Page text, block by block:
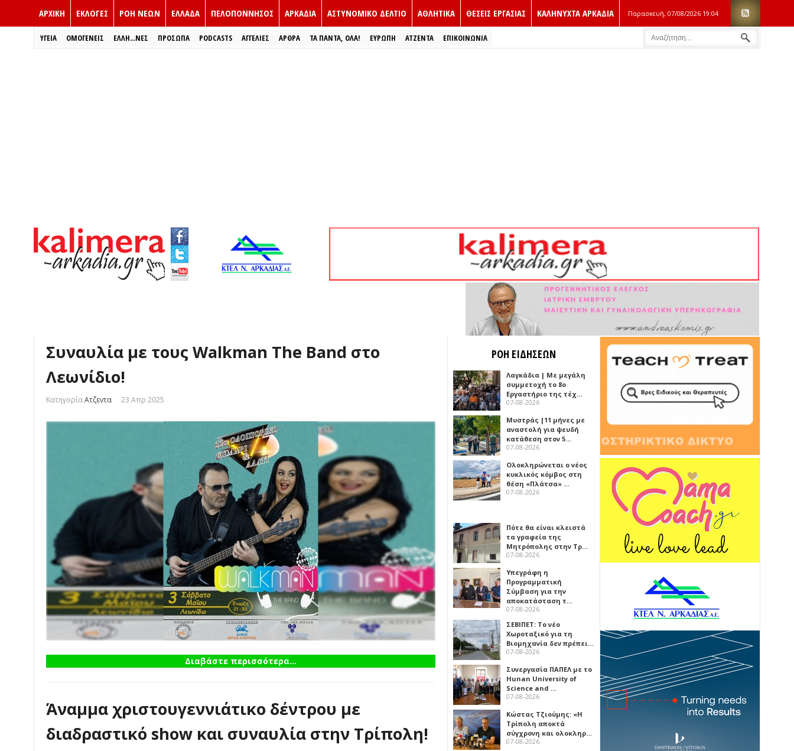
ΑΡΧΙΚΗ ΕΚΛΟΓΈΣ ΡΟΗ ΝΕΩΝ ΕΛΛΑΔΑ ΠΕΛΟΠΟΝΝΗΣΟΣ ΑΡΚΑΔΙΑ ΑΣΤΥΝΟΜΙΚΟ ΔΕΛΤΙΟ ΑΘΛΗΤΙΚΑ ΘΕΣΕΙΣ ΕΡΓΑΣΙΑΣ ΚΑΛΗΝΥΧΤΑ ΑΡΚΑΔΙΑ Παρασκευή, 07/08/2026 19:04
ΥΓΕΙΑ ΟΜΟΓΕΝΕΙΣ ΈΛΛΗ...ΝΕΣ ΠΡΌΣΩΠΑ PODCASTS ΑΓΓΕΛΙΕΣ ΑΡΘΡΑ ΤΑ ΠΑΝΤΑ, ΟΛΑ! ΕΥΡΏΠΗ ΑΤΖΕΝΤΑ ΕΠΙΚΟΙΝΩΝΙΑ
Συναυλία με τους Walkman The Band στο
Λεωνίδιο!
ΚατηγορίαΑτζεντα 23 Απρ 2025
Διαβάστε περισσότερα...
Άναμμα χριστουγεννιάτικο δέντρου με
διαδραστικό show και συναυλία στην Τρίπολη!
ΡΟΗ ΕΙΔΗΣΕΩΝ
Λαγκάδια | Με μεγάλη
συμμετοχή το 8ο
Εργαστήριο της τέχ…
07-08-2026
Μυστράς |11 μήνες με
αναστολή για ψευδή
κατάθεση στον 5…
07-08-2026
Ολοκληρώνεται ο νέος
κυκλικός κόμβος στη
θέση «Πλάτσα» …
07-08-2026
Πότε θα είναι κλειστά
τα γραφεία της
Μητρόπολης στην Τρ…
07-08-2026
Υπεγράφη η
Προγραμματική
Σύμβαση για την
αποκατάσταση τ…
07-08-2026
ΣΕΒΙΠΕΤ: Το νέο
Χωροταξικό για τη
Βιομηχανία δεν πρέπει…
07-08-2026
Συνεργασία ΠΑΠΕΛ με το
Hunan University of
Science and …
07-08-2026
Κώστας Τζιούμης: «Η
Τρίπολη αποκτά
σύγχρονη και ολοκληρ…
07-08-2026